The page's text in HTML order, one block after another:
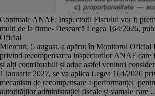
Controale ANAF: Inspectorii Fiscului vor fi
mulți de la firme- Descarcă Legea 164/2026,
Oficial
Miercuri, 5 august, a apărut în Monitorul Oficial
privind recompensarea inspectorilor ANAF care
și alți contribuabili și aduc astfel venituri
1 ianuarie 2027, se va aplica Legea 164/2026
mecanism de recompensare a performanței
autorităților administrației fiscale și vamale care ...